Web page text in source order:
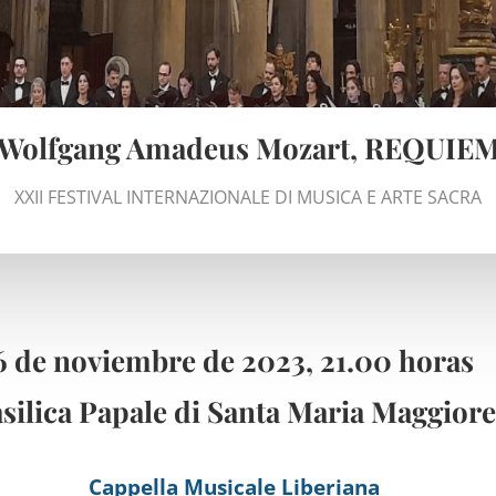
Amadeus Mozart,
XXII FESTIVAL INTERNAZIONALE DI MUSICA E ARTE SACRA
de noviembre de 2023, 21.00 horas
Papale di Santa Maria Maggiore
Cappella Musicale Liberiana